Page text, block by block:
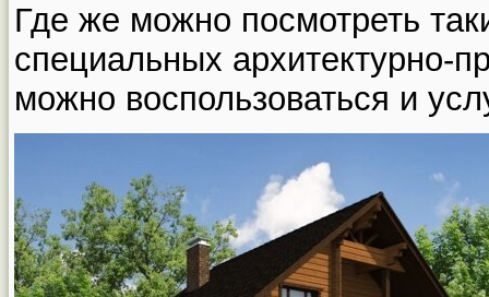
Где же можно посмотреть
специальных архитектурно-
можно воспользоваться и